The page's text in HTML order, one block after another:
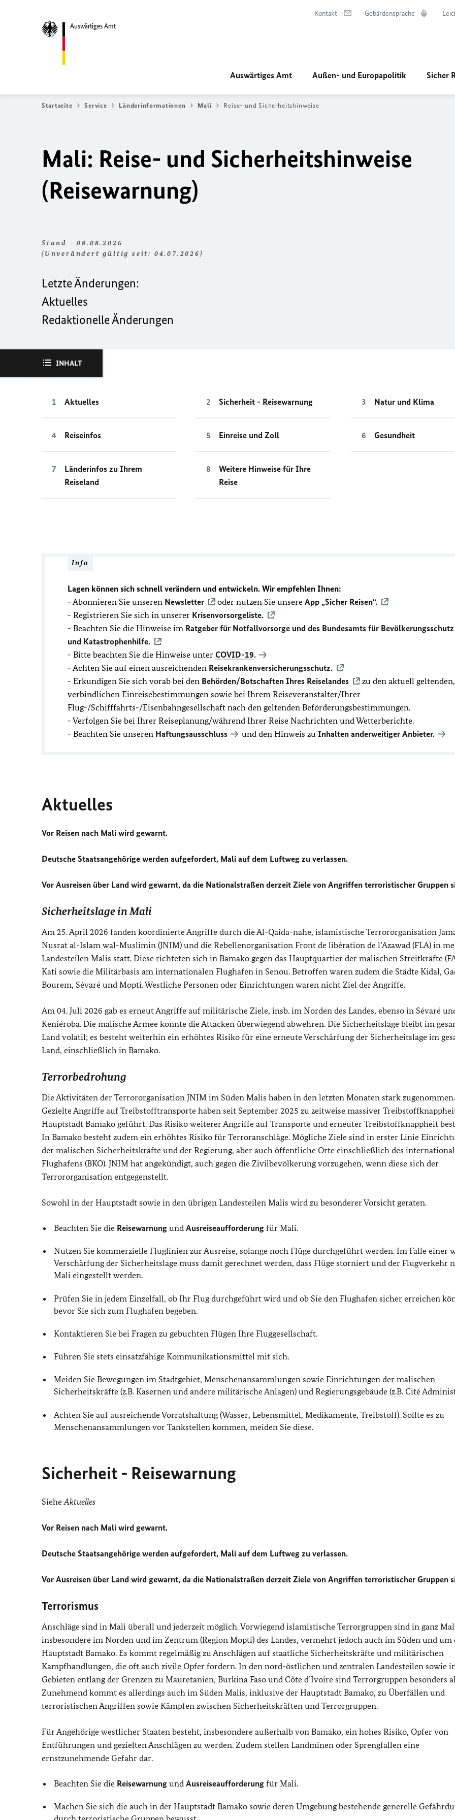
Auswärtiges Amt
Kontakt Gebärdensprache
Auswärtiges Amt Außen- und Europapolitik Sicher
Startseite Service Länderinformationen Mali Reise- und Sicherheitshinweise
Mali: Reise- und Sicherheitshinweise
(Reisewarnung)
Stand - 08.08.2026
(Unverändert gültig seit: 04.07.2026)
Letzte Änderungen:
Aktuelles
Redaktionelle Änderungen
INHALT
Aktuelles Sicherheit - Reisewarnung Natur und Klima
Reiseinfos Einreise und Zoll Gesundheit
Länderinfos zu Ihrem
Reiseland
Weitere Hinweise für Ihre
Reise
Info
Lagen können sich schnell verändern und entwickeln. Wir empfehlen Ihnen:
- Abonnieren Sie unseren Newsletter oder nutzen Sie unsere App „Sicher Reisen“.
- Registrieren Sie sich in unserer Krisenvorsorgeliste.
- Beachten Sie die Hinweise im Ratgeber für Notfallvorsorge und des Bundesamts für Bevölkerungsschutz
und Katastrophenhilfe.
- Bitte beachten Sie die Hinweise unter COVID-19.
- Achten Sie auf einen ausreichenden Reisekrankenversicherungsschutz.
- Erkundigen Sie sich vorab bei den Behörden/Botschaften Ihres Reiselandes
zu den aktuell geltenden,
verbindlichen Einreisebestimmungen sowie bei Ihrem Reiseveranstalter/Ihrer
Flug-/Schifffahrts-/Eisenbahngesellschaft nach den geltenden Beförderungsbestimmungen.
- Verfolgen Sie bei Ihrer Reiseplanung/während Ihrer Reise Nachrichten und Wetterberichte.
- Beachten Sie unseren Haftungsausschluss und den Hinweis zu Inhalten anderweitiger Anbieter.
Aktuelles
Vor Reisen nach Mali wird gewarnt.
Deutsche Staatsangehörige werden aufgefordert, Mali auf dem Luftweg zu verlassen.
Vor Ausreisen über Land wird gewarnt, da die Nationalstraßen derzeit Ziele von Angriffen terroristischer Gruppen
Sicherheitslage in Mali
Am 25. April 2026 fanden koordinierte Angriffe durch die Al-Qaida-nahe, islamistische Terrororganisation
Nusrat al-Islam wal-Muslimin (JNIM) und die Rebellenorganisation Front de libération de l’Azawad (FLA) in
Landesteilen Malis statt. Diese richteten sich in Bamako gegen das Hauptquartier der malischen Streitkräfte
Kati sowie die Militärbasis am internationalen Flughafen in Senou. Betroffen waren zudem die Städte Kidal,
Bourem, Sévaré und Mopti. Westliche Personen oder Einrichtungen waren nicht Ziel der Angriffe.
Am 04. Juli 2026 gab es erneut Angriffe auf militärische Ziele, insb. im Norden des Landes, ebenso in Sévaré
Keniéroba. Die malische Armee konnte die Attacken überwiegend abwehren. Die Sicherheitslage bleibt im
Land volatil; es besteht weiterhin ein erhöhtes Risiko für eine erneute Verschärfung der Sicherheitslage im
Land, einschließlich in Bamako.
Terrorbedrohung
Die Aktivitäten der Terrororganisation JNIM im Süden Malis haben in den letzten Monaten stark zugenommen.
Gezielte Angriffe auf Treibstofftransporte haben seit September 2025 zu zeitweise massiver
Hauptstadt Bamako geführt. Das Risiko weiterer Angriffe auf Transporte und erneuter Treibstoffknappheit
In Bamako besteht zudem ein erhöhtes Risiko für Terroranschläge. Mögliche Ziele sind in erster Linie
der malischen Sicherheitskräfte und der Regierung, aber auch öffentliche Orte einschließlich des
Flughafens (BKO). JNIM hat angekündigt, auch gegen die Zivilbevölkerung vorzugehen, wenn diese sich der
Terrororganisation entgegenstellt.
Sowohl in der Hauptstadt sowie in den übrigen Landesteilen Malis wird zu besonderer Vorsicht geraten.
Beachten Sie die Reisewarnung undAusreiseaufforderung für Mali.
Nutzen Sie kommerzielle Fluglinien zur Ausreise, solange noch Flüge durchgeführt werden. Im Falle einer
Verschärfung der Sicherheitslage muss damit gerechnet werden, dass Flüge storniert und der Flugverkehr
Mali eingestellt werden.
Prüfen Sie in jedem Einzelfall, ob Ihr Flug durchgeführt wird und ob Sie den Flughafen sicher erreichen
bevor Sie sich zum Flughafen begeben.
Kontaktieren Sie bei Fragen zu gebuchten Flügen Ihre Fluggesellschaft.
Führen Sie stets einsatzfähige Kommunikationsmittel mit sich.
Meiden Sie Bewegungen im Stadtgebiet, Menschenansammlungen sowie Einrichtungen der malischen
Sicherheitskräfte (z.B. Kasernen und andere militärische Anlagen) und Regierungsgebäude (z.B. Cité
Achten Sie auf ausreichende Vorratshaltung (Wasser, Lebensmittel, Medikamente, Treibstoff). Sollte es zu
Menschenansammlungen vor Tankstellen kommen, meiden Sie diese.
Sicherheit - Reisewarnung
Siehe Aktuelles
Vor Reisen nach Mali wird gewarnt.
Deutsche Staatsangehörige werden aufgefordert, Mali auf dem Luftweg zu verlassen.
Vor Ausreisen über Land wird gewarnt, da die Nationalstraßen derzeit Ziele von Angriffen terroristischer Gruppen
Terrorismus
Anschläge sind in Mali überall und jederzeit möglich. Vorwiegend islamistische Terrorgruppen sind in ganz
insbesondere im Norden und im Zentrum (Region Mopti) des Landes, vermehrt jedoch auch im Süden und um
Hauptstadt Bamako. Es kommt regelmäßig zu Anschlägen auf staatliche Sicherheitskräfte und militärischen
Kampfhandlungen, die oft auch zivile Opfer fordern. In den nord-östlichen und zentralen Landesteilen sowie
Gebieten entlang der Grenzen zu Mauretanien, Burkina Faso und Côte d’Ivoire sind Terrorgruppen besonders
Zunehmend kommt es allerdings auch im Süden Malis, inklusive der Hauptstadt Bamako, zu Überfällen und
terroristischen Angriffen sowie Kämpfen zwischen Sicherheitskräften und Terrorgruppen.
Für Angehörige westlicher Staaten besteht, insbesondere außerhalb von Bamako, ein hohes Risiko, Opfer von
Entführungen und gezielten Anschlägen zu werden. Zudem stellen Landminen oder Sprengfallen eine
ernstzunehmende Gefahr dar.
Beachten Sie die Reisewarnung undAusreiseaufforderung für Mali.
Machen Sie sich die auch in der Hauptstadt Bamako sowie deren Umgebung bestehende generelle